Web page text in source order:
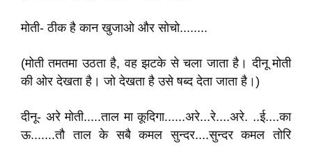
मोती- ठीक है कान खुजाओ और सोचो........
(मोती तमतमा उठता है, वह झटके से चला जाता है। दीनू मोती
की ओर देखता है। जो देखता है उसे षब्द देता जाता है।)
दीनू- अरे मोती.....ताल मा कूदिगा......अरे...रे....अरे. ..ई....का
ऊ.......तौ ताल के सबै कमल सुन्दर....सुन्दर कमल तोरि